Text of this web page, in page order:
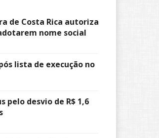
de Costa Rica autoriza
nome social
lista de execução no
pelo desvio de R$ 1,6